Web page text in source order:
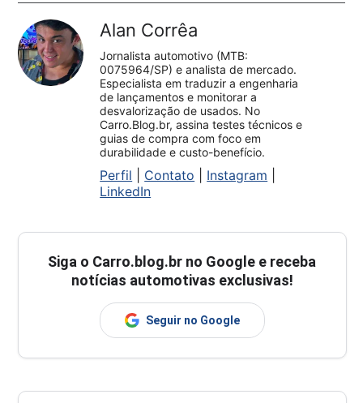
Alan Corrêa
Jornalista automotivo (MTB:
0075964/SP) e analista de mercado.
Especialista em traduzir a engenharia
de lançamentos e monitorar a
desvalorização de usados. No
Carro.Blog.br, assina testes técnicos e
guias de compra com foco em
durabilidade e custo-benefício.
Perfil Contato Instagram
LinkedIn
Siga o Carro.blog.br no Google e receba
notícias automotivas exclusivas!
Seguir no Google